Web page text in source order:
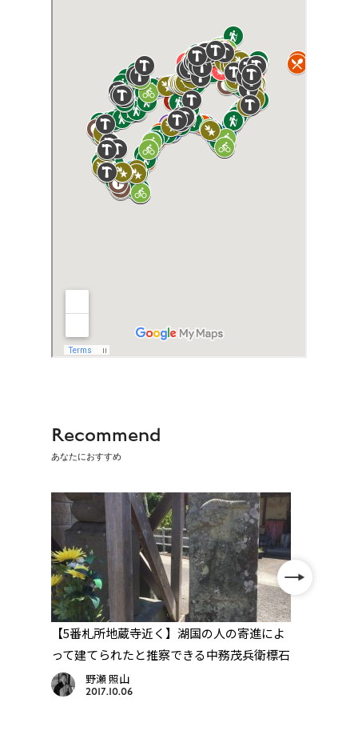
Recommend
あなたにおすすめ
【5番札所地蔵寺近く】湖国の人の寄進によ
って建てられたと推察できる中務茂兵衛標石
野瀬 照山
2017.10.06